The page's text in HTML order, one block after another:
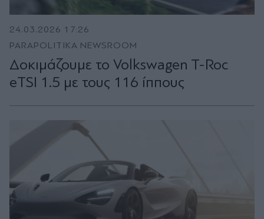
24.03.2026 17:26
PARAPOLITIKA NEWSROOM
Δοκιμάζουμε το Volkswagen T-Roc
eTSI 1.5 με τους 116 ίππους